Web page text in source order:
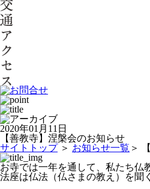
2020年01月11日
【善教寺】涅槃会のお知らせ
サイトトップ＞ お知らせ一覧 ＞
お寺では一年を通して、私たち仏
法座は仏法（仏さまの教え）を聞